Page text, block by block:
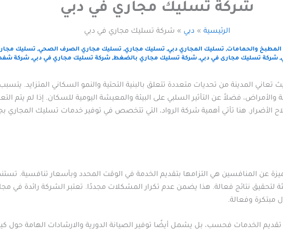
شركة تسليك مجاري في دبي
الرئيسية دبي شركة تسليك مجاري في دبي
المطبخ والحمامات, تسليك المجاري دبي, تسليك مجاري, تسليك مجاري الصرف الصحي, تسليك
, شركة تسليك مجارى في دبي, شركة تسليك مجاري بالضغط, شركة تسليك مجاري في دبي, شركة شفط
تعاني المدينة من تحديات متعددة تتعلق بالبنية التحتية والنمو السكاني المتزايد.
والأمراض، فضلاً عن التأثير السلبي على البيئة والمعيشة اليومية للسكان. إذا لم
الأضرار. هنا تأتي أهمية شركة الرواد، التي تتخصص في توفير خدمات تسليك المجاري
عن المنافسين هي التزامها بتقديم الخدمة في الوقت المحدد وبأسعار تنافسية.
لتحقيق نتائج فعالة. هذا يضمن عدم تكرار المشكلات مجددًا. تعتبر الشركة رائدة في
مبتكرة وفعالة.
تقديم الخدمات فحسب، بل يشمل أيضًا توفير الصيانة الدورية والارشادات الهامة